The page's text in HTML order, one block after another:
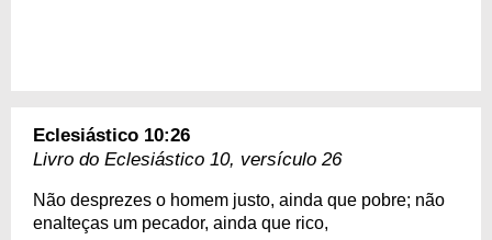
Eclesiástico 10:26
Livro do Eclesiástico 10, versículo 26
Não desprezes o homem justo, ainda que pobre; não
enalteças um pecador, ainda que rico,